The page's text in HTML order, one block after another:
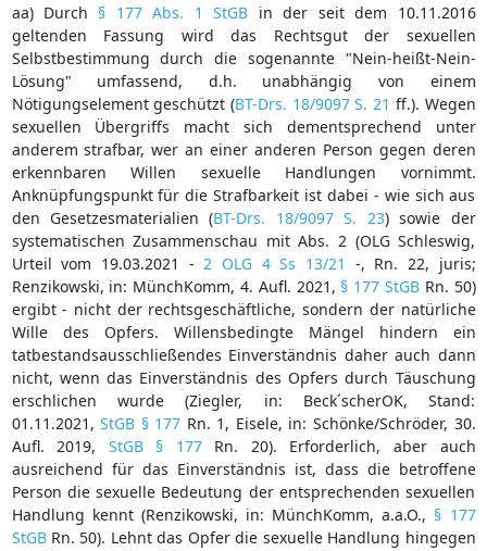
aa) Durch § 177 Abs. 1 StGB in der seit dem 10.11.2016
geltenden Fassung wird das Rechtsgut der sexuellen
Selbstbestimmung durch die sogenannte "Nein-heißt-Nein-
Lösung" umfassend, d.h. unabhängig von einem
Nötigungselement geschützt (BT-Drs. 18/9097 S. 21 ff.). Wegen
sexuellen Übergriffs macht sich dementsprechend unter
anderem strafbar, wer an einer anderen Person gegen deren
erkennbaren Willen sexuelle Handlungen vornimmt.
Anknüpfungspunkt für die Strafbarkeit ist dabei - wie sich aus
den Gesetzesmaterialien (BT-Drs. 18/9097 S. 23) sowie der
systematischen Zusammenschau mit Abs. 2 (OLG Schleswig,
Urteil vom 19.03.2021 - 2 OLG 4 Ss 13/21
-, Rn. 22, juris;
Renzikowski, in: MünchKomm, 4. Aufl. 2021, § 177 StGBRn. 50)
ergibt - nicht der rechtsgeschäftliche, sondern der natürliche
Wille des Opfers. Willensbedingte Mängel hindern ein
tatbestandsausschließendes Einverständnis daher auch dann
nicht, wenn das Einverständnis des Opfers durch Täuschung
erschlichen wurde (Ziegler, in: Beck´scherOK, Stand:
01.11.2021,StGB § 177 Rn. 1, Eisele, in: Schönke/Schröder, 30.
Aufl. 2019, StGB § 177Rn. 20). Erforderlich, aber auch
ausreichend für das Einverständnis ist, dass die betroffene
Person die sexuelle Bedeutung der entsprechenden sexuellen
Handlung kennt (Renzikowski, in: MünchKomm, a.a.O., § 177
StGBRn. 50). Lehnt das Opfer die sexuelle Handlung hingegen